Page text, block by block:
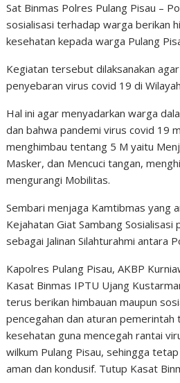
Sat Binmas Polres Pulang Pisau –
sosialisasi terhadap warga berikan
kesehatan kepada warga Pulang
Kegiatan tersebut dilaksanakan
penyebaran virus covid 19 di
Hal ini agar menyadarkan warga
dan bahwa pandemi virus covid 19
menghimbau tentang 5 M yaitu
Masker, dan Mencuci tangan,
mengurangi Mobilitas.
Sembari menjaga Kamtibmas yang
Kejahatan Giat Sambang Sosialisasi
sebagai Jalinan Silahturahmi antara
Kapolres Pulang Pisau, AKBP
Kasat Binmas IPTU Ujang
terus berikan himbauan maupun
pencegahan dan aturan
kesehatan guna mencegah rantai
wilkum Pulang Pisau, sehingga
aman dan kondusif. Tutup Kasat